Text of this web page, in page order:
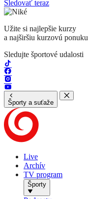
Sledovať teraz
Užite si najlepšie kurzy
a najširšiu kurzovú ponuku
Sledujte športové udalosti
Športy a suťaže
Live
Archív
TV program
Športy